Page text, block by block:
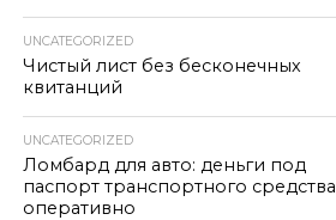
UNCATEGORIZED
Чистый лист без бесконечных
квитанций
UNCATEGORIZED
Ломбард для авто: деньги под
паспорт транспортного средства
оперативно